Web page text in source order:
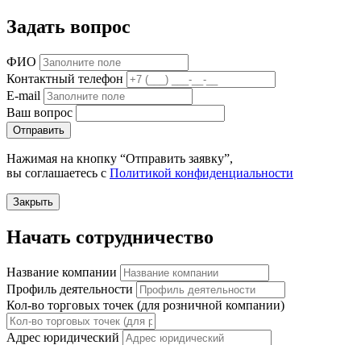
Задать вопрос
ФИО
Контактный телефон
E-mail
Ваш вопрос
Отправить
Нажимая на кнопку “Отправить заявку”,
вы соглашаетесь с Политикой конфиденциальности
Закрыть
Начать сотрудничество
Название компании
Профиль деятельности
Кол-во торговых точек (для розничной компании)
Адрес юридический